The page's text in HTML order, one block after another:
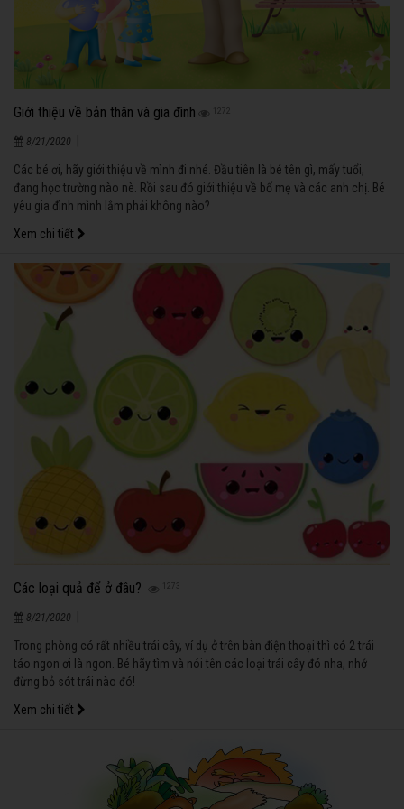
Giới thiệu về bản thân và gia đình 1272
8/21/2020
Các bé ơi, hãy giới thiệu về mình đi nhé. Đầu tiên là bé tên gì, mấy tuổi,
đang học trường nào nè. Rồi sau đó giới thiệu về bố mẹ và các anh chị. Bé
yêu gia đình mình lắm phải không nào?
Xem chi tiết
Các loại quả để ở đâu? 1273
8/21/2020
Trong phòng có rất nhiều trái cây, ví dụ ở trên bàn điện thoại thì có 2 trái
táo ngon ơi là ngon. Bé hãy tìm và nói tên các loại trái cây đó nha, nhớ
đừng bỏ sót trái nào đó!
Xem chi tiết